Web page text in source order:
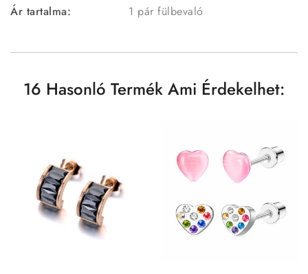
Ár tartalma:
1 pár fülbevaló
16 Hasonló Termék Ami Érdekelhet: